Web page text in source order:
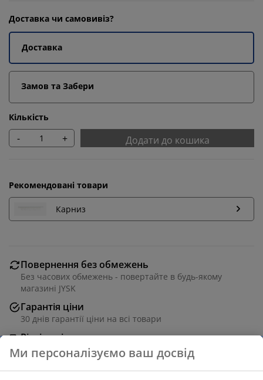
Доставка чи самовивіз?
Доставка
Замов та Забери
Кількість
- + Додати до кошика
Рекомендовані товари
Карниз
Повернення без обмежень
Без часових обмежень - повертайте в будь-якому
магазині JYSK
Гарантія ціни
30 днів гарантії ціни на всі товари
Різні варіанти доставки
Швидка та зручна доставка на ваш вибір
Ми персоналізуємо ваш досвід